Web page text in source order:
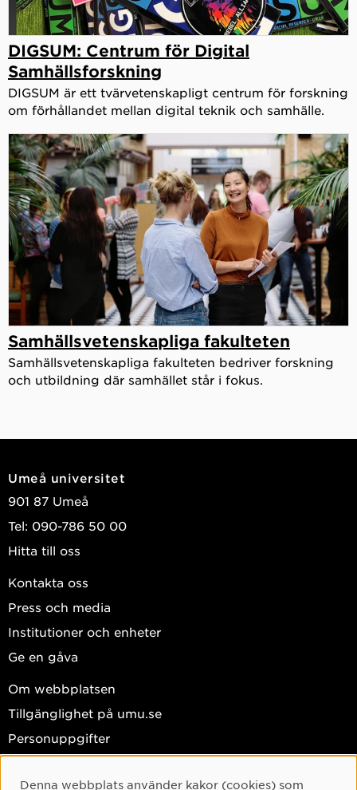
DIGSUM: Centrum för Digital
Samhällsforskning
DIGSUM är ett tvärvetenskapligt centrum för forskning
om förhållandet mellan digital teknik och samhälle.
Samhällsvetenskapliga fakulteten
Samhällsvetenskapliga fakulteten bedriver forskning
och utbildning där samhället står i fokus.
Umeå universitet
901 87 Umeå
Tel: 090-786 50 00
Hitta till oss
Kontakta oss
Press och media
Institutioner och enheter
Ge en gåva
Om webbplatsen
Tillgänglighet på umu.se
Personuppgifter
Denna webbplats använder kakor (cookies) som